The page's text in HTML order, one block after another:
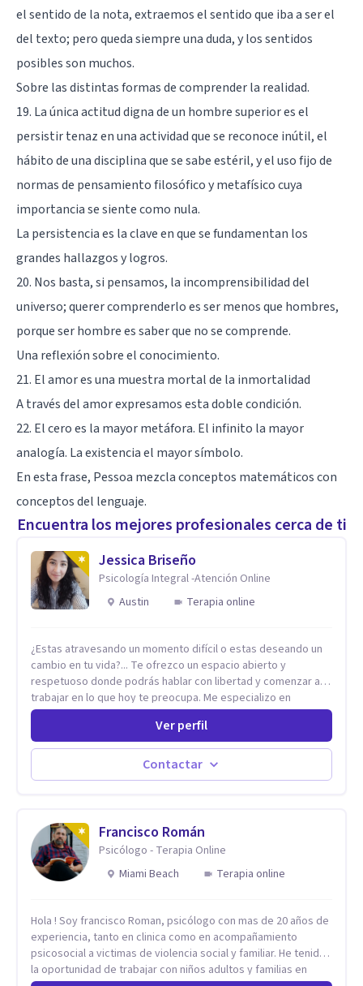
el sentido de la nota, extraemos el sentido que iba a ser el
del texto; pero queda siempre una duda, y los sentidos
posibles son muchos.
Sobre las distintas formas de comprender la realidad.
19. La única actitud digna de un hombre superior es el
persistir tenaz en una actividad que se reconoce inútil, el
hábito de una disciplina que se sabe estéril, y el uso fijo de
normas de pensamiento filosófico y metafísico cuya
importancia se siente como nula.
La persistencia es la clave en que se fundamentan los
grandes hallazgos y logros.
20. Nos basta, si pensamos, la incomprensibilidad del
universo; querer comprenderlo es ser menos que hombres,
porque ser hombre es saber que no se comprende.
Una reflexión sobre el conocimiento.
21. El amor es una muestra mortal de la inmortalidad
A través del amor expresamos esta doble condición.
22. El cero es la mayor metáfora. El infinito la mayor
analogía. La existencia el mayor símbolo.
En esta frase, Pessoa mezcla conceptos matemáticos con
conceptos del lenguaje.
Encuentra los mejores profesionales cerca de ti
Jessica Briseño
Psicología Integral -Atención Online
Austin
Terapia online
¿Estas atravesando un momento difícil o estas deseando un
cambio en tu vida?... Te ofrezco un espacio abierto y
respetuoso donde podrás hablar con libertad y comenzar a
trabajar en lo que hoy te preocupa. Me especializo en
Trastornos de Ansiedad y a lo largo de mi experiencia
profesional he acompañado a muchas Familias y Parejas con
distintas problemáticas como el manejo del estrés,
Autoestima, Gestión de la Ira, Depresión, Retos en la Crianza,
Codependencia, Celos, entre otros. Cuento con más de 12
Adolescentes y Adultos
Ver perfil
Contactar
Francisco Román
Psicólogo - Terapia Online
Miami Beach
Terapia online
Hola ! Soy francisco Roman, psicólogo con mas de 20 años de
experiencia, tanto en clinica como en acompañamiento
psicosocial a victimas de violencia social y familiar. He tenido
la oportunidad de trabajar con niños adultos y familias en